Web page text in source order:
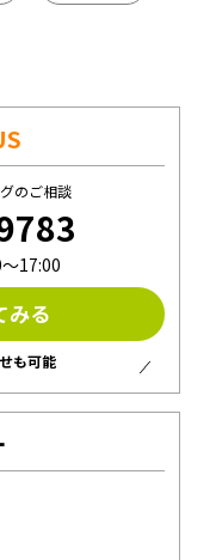
のご相談
17:00
みる
も可能